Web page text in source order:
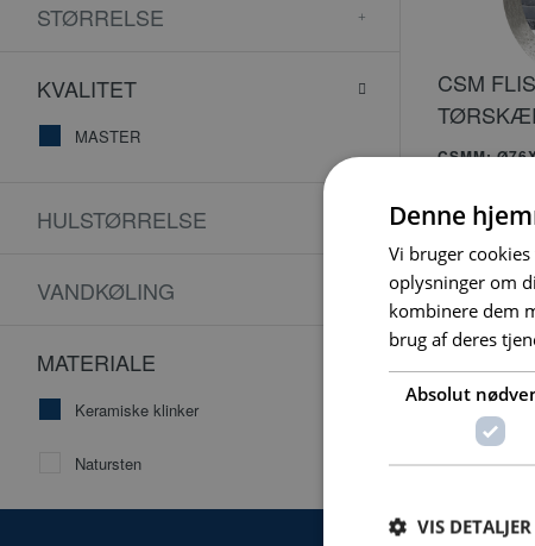
STØRRELSE
KVALITET
MASTER
HULSTØRRELSE
VANDKØLING
MATERIALE
Keramiske klinker
Natursten
CSM
CSMM:
Denne
Vi bruger
oplysninger om
kombinere dem
brug af deres
Absolut
VIS DETALJER